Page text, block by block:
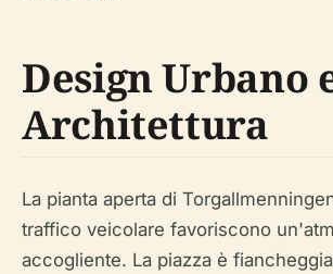
Design Urbano
Architettura
La pianta aperta di
traffico veicolare favoriscono
accogliente. La piazza è